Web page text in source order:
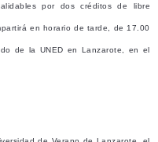
por dos créditos de libre
en horario de tarde, de 17.00
de la UNED en Lanzarote, en el